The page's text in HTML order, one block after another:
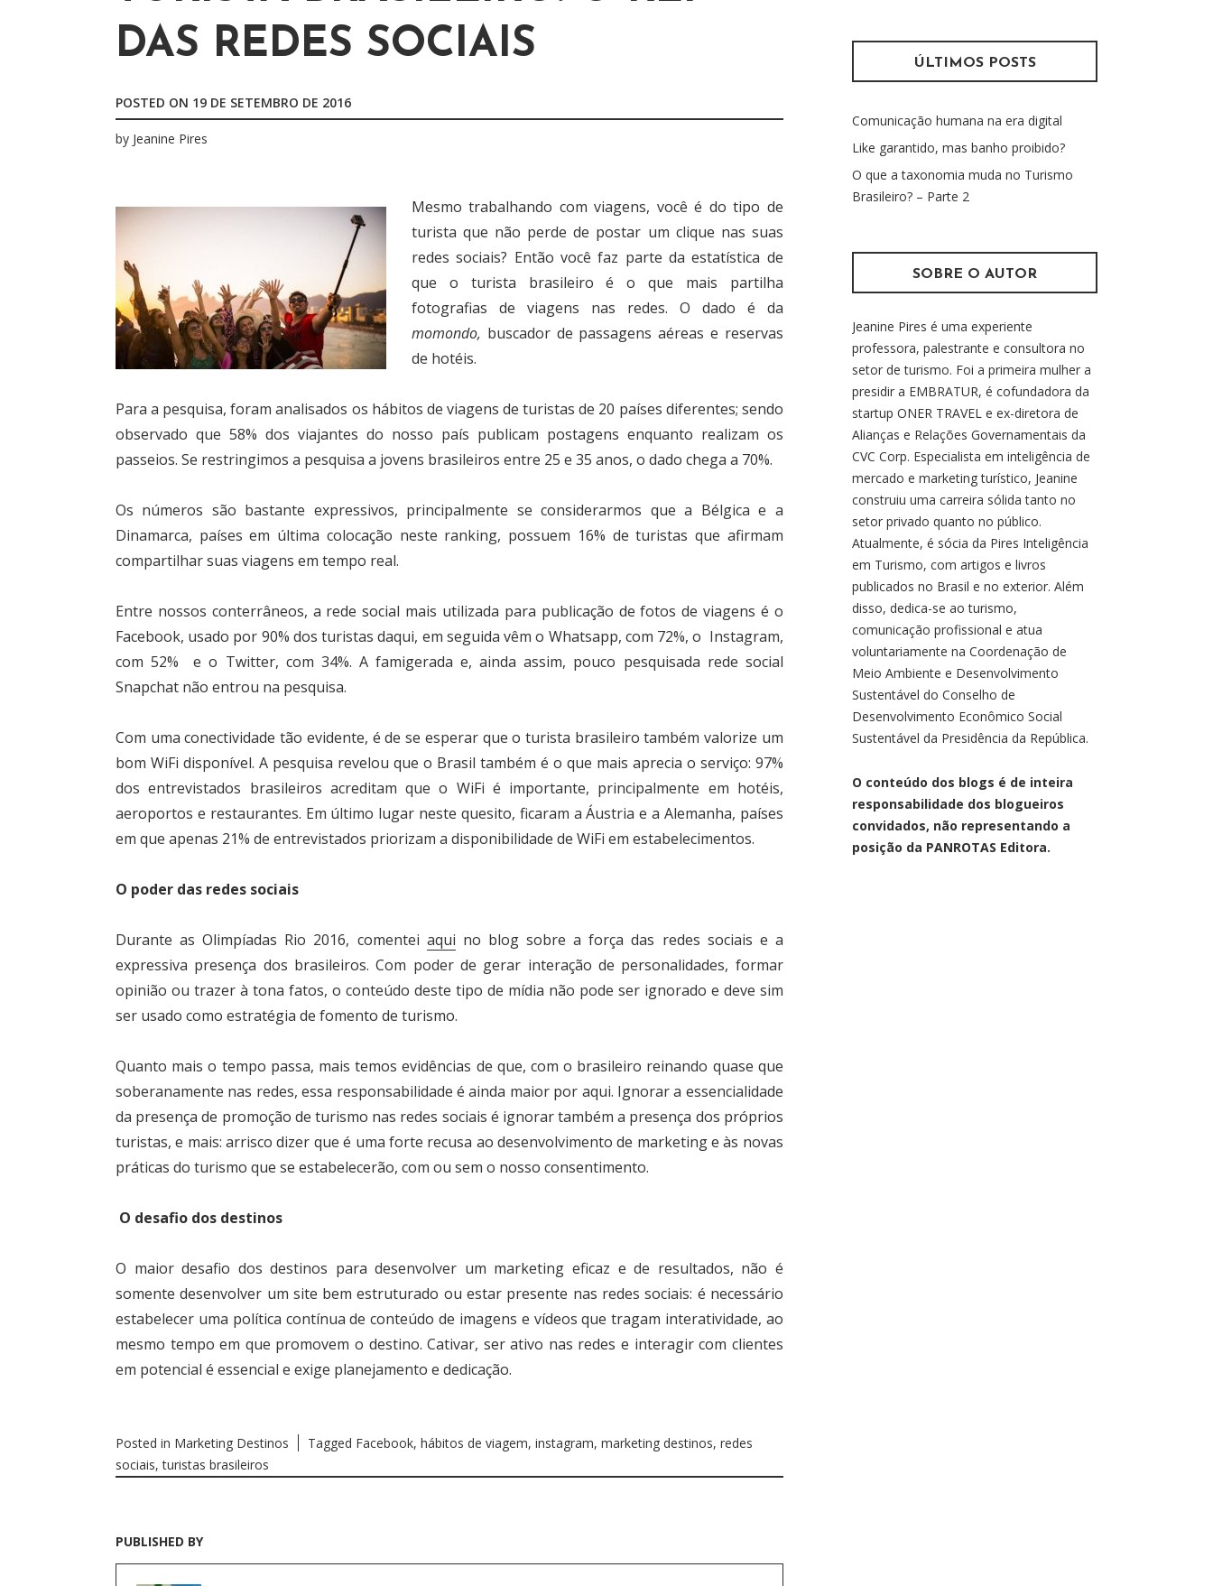
DAS REDES SOCIAIS
POSTED ON 19 DE SETEMBRO DE 2016
by Jeanine Pires
Mesmo trabalhando com viagens, você é do tipo de
turista que não perde de postar um clique nas suas
redes sociais? Então você faz parte da estatística de
que o turista brasileiro é o que mais partilha
fotografias de viagens nas redes. O dado é da
momondo, buscador de passagens aéreas e reservas
de hotéis.
Para a pesquisa, foram analisados os hábitos de viagens de turistas de 20 países diferentes; sendo
observado que 58% dos viajantes do nosso país publicam postagens enquanto realizam os
passeios. Se restringimos a pesquisa a jovens brasileiros entre 25 e 35 anos, o dado chega a 70%.
Os números são bastante expressivos, principalmente se considerarmos que a Bélgica e a
Dinamarca, países em última colocação neste ranking, possuem 16% de turistas que afirmam
compartilhar suas viagens em tempo real.
Entre nossos conterrâneos, a rede social mais utilizada para publicação de fotos de viagens é o
Facebook, usado por 90% dos turistas daqui, em seguida vêm o Whatsapp, com 72%, o Instagram,
com 52% e o Twitter, com 34%. A famigerada e, ainda assim, pouco pesquisada rede social
Snapchat não entrou na pesquisa.
Com uma conectividade tão evidente, é de se esperar que o turista brasileiro também valorize um
bom WiFi disponível. A pesquisa revelou que o Brasil também é o que mais aprecia o serviço: 97%
dos entrevistados brasileiros acreditam que o WiFi é importante, principalmente em hotéis,
aeroportos e restaurantes. Em último lugar neste quesito, ficaram a Áustria e a Alemanha, países
em que apenas 21% de entrevistados priorizam a disponibilidade de WiFi em estabelecimentos.
O poder das redes sociais
Durante as Olimpíadas Rio 2016, comentei aqui no blog sobre a força das redes sociais e a
expressiva presença dos brasileiros. Com poder de gerar interação de personalidades, formar
opinião ou trazer à tona fatos, o conteúdo deste tipo de mídia não pode ser ignorado e deve sim
ser usado como estratégia de fomento de turismo.
Quanto mais o tempo passa, mais temos evidências de que, com o brasileiro reinando quase que
soberanamente nas redes, essa responsabilidade é ainda maior por aqui. Ignorar a essencialidade
da presença de promoção de turismo nas redes sociais é ignorar também a presença dos próprios
turistas, e mais: arrisco dizer que é uma forte recusa ao desenvolvimento de marketing e às novas
práticas do turismo que se estabelecerão, com ou sem o nosso consentimento.
O desafio dos destinos
O maior desafio dos destinos para desenvolver um marketing eficaz e de resultados, não é
somente desenvolver um site bem estruturado ou estar presente nas redes sociais: é necessário
estabelecer uma política contínua de conteúdo de imagens e vídeos que tragam interatividade, ao
mesmo tempo em que promovem o destino. Cativar, ser ativo nas redes e interagir com clientes
em potencial é essencial e exige planejamento e dedicação.
Posted in Marketing Destinos Tagged Facebook, hábitos de viagem, instagram, marketing destinos, redes
sociais,turistas brasileiros
PUBLISHED BY
q
i
a
r
p
o
ÚLTIMOS POSTS
Comunicação humana na era digital
Like garantido, mas banho proibido?
O que a taxonomia muda no Turismo
Brasileiro? – Parte 2
SOBRE O AUTOR
Jeanine Pires é uma experiente
professora, palestrante e consultora no
setor de turismo. Foi a primeira mulher a
presidir a EMBRATUR, é cofundadora da
startup ONER TRAVEL e ex-diretora de
Alianças e Relações Governamentais da
CVC Corp. Especialista em inteligência de
mercado e marketing turístico, Jeanine
construiu uma carreira sólida tanto no
setor privado quanto no público.
Atualmente, é sócia da Pires Inteligência
em Turismo, com artigos e livros
publicados no Brasil e no exterior. Além
disso, dedica-se ao turismo,
comunicação profissional e atua
voluntariamente na Coordenação de
Meio Ambiente e Desenvolvimento
Sustentável do Conselho de
Desenvolvimento Econômico Social
Sustentável da Presidência da República.
O conteúdo dos blogs é de inteira
responsabilidade dos blogueiros
convidados, não representando a
posição da PANROTAS Editora.